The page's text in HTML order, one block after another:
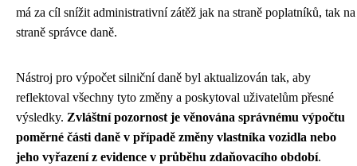
má za cíl snížit administrativní zátěž jak na straně poplatníků, tak na
straně správce daně.
Nástroj pro výpočet silniční daně byl aktualizován tak, aby
reflektoval všechny tyto změny a poskytoval uživatelům přesné
výsledky. Zvláštní pozornost je věnována správnému výpočtu
poměrné části daně v případě změny vlastníka vozidla nebo
jeho vyřazení z evidence v průběhu zdaňovacího období.